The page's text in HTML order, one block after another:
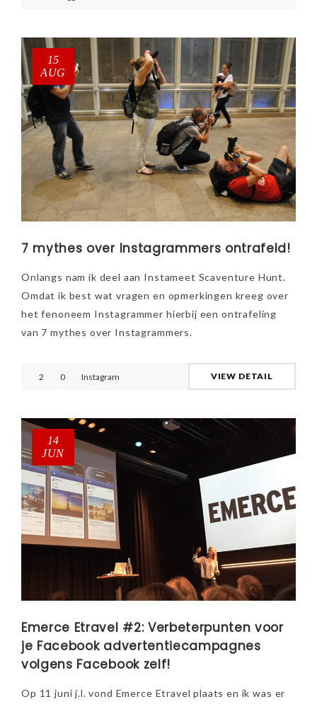
15
AUG
7 mythes over Instagrammers ontrafeld!
Onlangs nam ik deel aan Instameet Scaventure Hunt.
Omdat ik best wat vragen en opmerkingen kreeg over
het fenoneem Instagrammer hierbij een ontrafeling
van 7 mythes over Instagrammers.
2 0 Instagram VIEW DETAIL
14
JUN
Emerce Etravel #2: Verbeterpunten voor
je Facebook advertentiecampagnes
volgens Facebook zelf!
Op 11 juni j.l. vond Emerce Etravel plaats en ik was er